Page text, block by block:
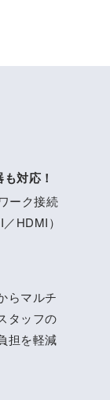
対応！
ーク接続
HDMI）
らマルチ
タッフの
担を軽減